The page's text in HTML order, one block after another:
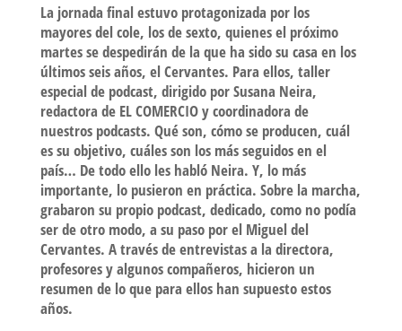
La jornada final estuvo protagonizada por los
mayores del cole, los de sexto, quienes el próximo
martes se despedirán de la que ha sido su casa en los
últimos seis años, el Cervantes. Para ellos, taller
especial de podcast, dirigido por Susana Neira,
redactora de EL COMERCIO y coordinadora de
nuestros podcasts. Qué son, cómo se producen, cuál
es su objetivo, cuáles son los más seguidos en el
país… De todo ello les habló Neira. Y, lo más
importante, lo pusieron en práctica. Sobre la marcha,
grabaron su propio podcast, dedicado, como no podía
ser de otro modo, a su paso por el Miguel del
Cervantes. A través de entrevistas a la directora,
profesores y algunos compañeros, hicieron un
resumen de lo que para ellos han supuesto estos
años.